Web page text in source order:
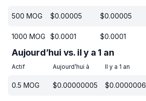
500 MOG $0.00005 $0.00005
1000 MOG $0.0001 $0.0001
Aujourd’hui vs. il y a 1 an
Actif Aujourd’hui à Il y a 1 an
0.5 MOG $0.00000005 $0.0000006